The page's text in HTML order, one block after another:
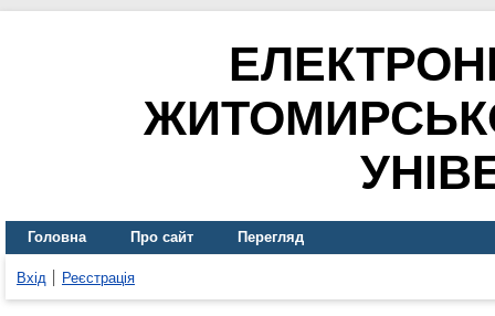
Головна Про сайт Перегляд
Вхід Реєстрація